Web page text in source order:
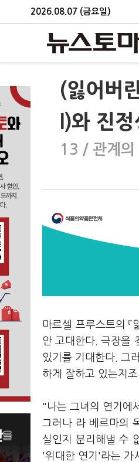
2026.08.07 (금요일)
(잃어버
I)와 진
13 / 관계의
마르셀 프루스트의
안 고대한다. 극장을
있기를 기대한다. 그
하게 잘하고 있는지
"나는 그녀의 연기에
그러나 라 베르마의
실인지 분리해낼 수
'위대한 연기'라는 가